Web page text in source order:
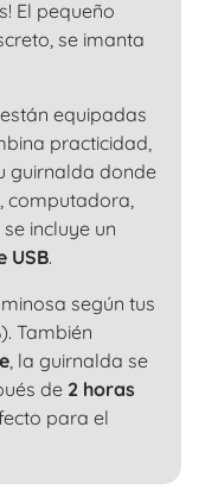
El pequeño
se imanta
equipadas
practicidad,
guirnalda donde
computadora,
incluye un
USB.
según tus
También
, la guirnalda se
de 2 horas
para el